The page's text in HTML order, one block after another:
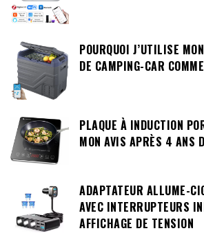
POURQUOI J’UTILISE
DE CAMPING-CAR
PLAQUE À INDUCTION
MON AVIS APRÈS 4 ANS
ADAPTATEUR ALLUME-
AVEC INTERRUPTEURS
AFFICHAGE DE TENSION